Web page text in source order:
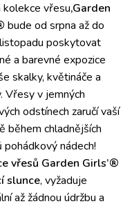
kolekce vřesu‚Garden
bude od srpna až do
poskytovat
a barevné expozice
skalky, květináče a
Vřesy v jemných
odstínech zaručí vaší
během chladnějších
pohádkový nádech!
vřesů Garden Girls’®
slunce, vyžaduje
až žádnou údržbu a